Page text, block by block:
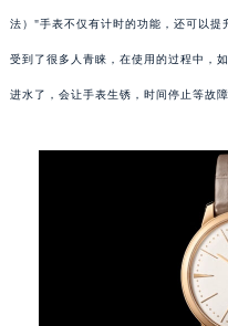
法）"手表不仅有计时的功能，还可以提
受到了很多人青睐，在使用的过程中，
进水了，会让手表生锈，时间停止等故